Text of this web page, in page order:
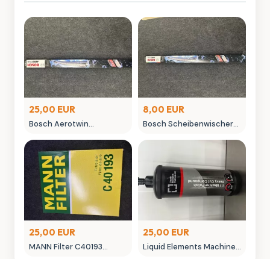
25,00 EUR
Bosch Aerotwin
neuwertig in OVP
8,00 EUR
Bosch Scheibenwischer
gebraucht
25,00 EUR
MANN Filter C40193
25,00 EUR
Liquid Elements Machine